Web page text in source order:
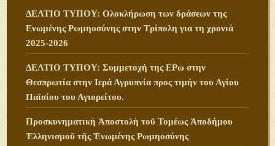
ΔΕΛΤΙΟ ΤΥΠΟΥ: Ολοκλήρωση των δράσεων της
Ενωμένης Ρωμηοσύνης στην Τρίπολη για τη χρονιά
2025-2026
ΔΕΛΤΙΟ ΤΥΠΟΥ: Συμμετοχή της ΕΡω στην
Θεσπρωτία στην Ιερά Αγρυπνία προς τιμήν του Αγίου
Παϊσίου του Αγιορείτου.
Προσκυνηματικὴ Ἀποστολὴ τοῦ Τομέως Ἀποδήμου
Ἑλληνισμοῦ τῆς Ἑνωμένης Ρωμηοσύνης